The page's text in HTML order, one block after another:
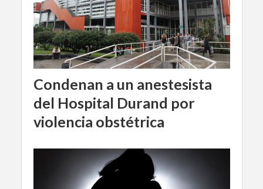
Condenan a un anestesista
del Hospital Durand por
violencia obstétrica